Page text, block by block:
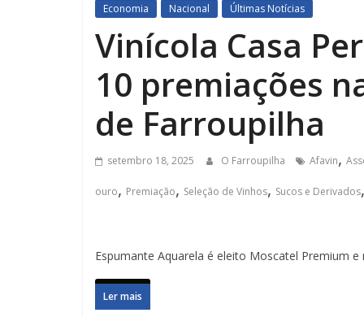
Economia Nacional Últimas Notícias
Vinícola Casa
10 premiações
de Farroupilha
setembro 18, 2025 O Farroupilha Afavin,
ouro, Premiação, Seleção de Vinhos, Sucos e Derivados,
Espumante Aquarela é eleito Moscatel Premium
Ler mais